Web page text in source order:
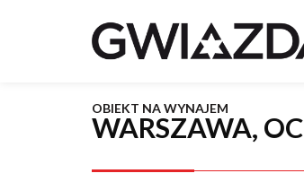
WARSZAWA,
OBIEKT NA WYNAJEM